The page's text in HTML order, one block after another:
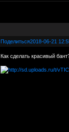
Поделиться2018-06-21
Как сделать красивый